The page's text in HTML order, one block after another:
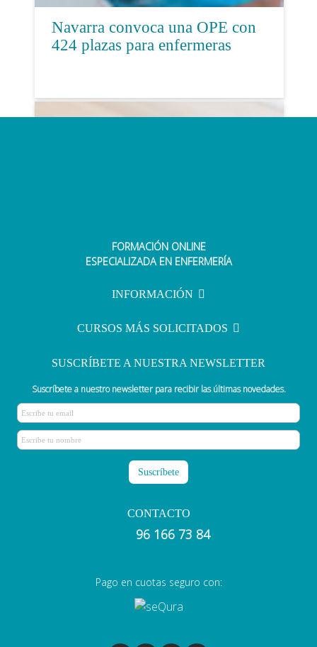
Navarra convoca una OPE con
424 plazas para enfermeras
Simulacros de examen: clave para
enfermería
FORMACIÓN ONLINE
ESPECIALIZADA EN ENFERMERÍA
INFORMACIÓN
CURSOS MÁS SOLICITADOS
SUSCRÍBETE A NUESTRA NEWSLETTER
Suscríbete a nuestro newsletter para recibir las últimas novedades.
CONTACTO
96 166 73 84
Pago en cuotas seguro con: